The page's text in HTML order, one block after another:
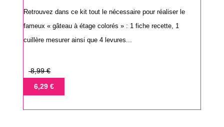
Retrouvez dans ce kit tout le nécessaire pour réaliser le
fameux « gâteau à étage colorés » : 1 fiche recette, 1
cuillère mesurer ainsi que 4 levures...
Prix
base
8,99 €
Prix6,29 €